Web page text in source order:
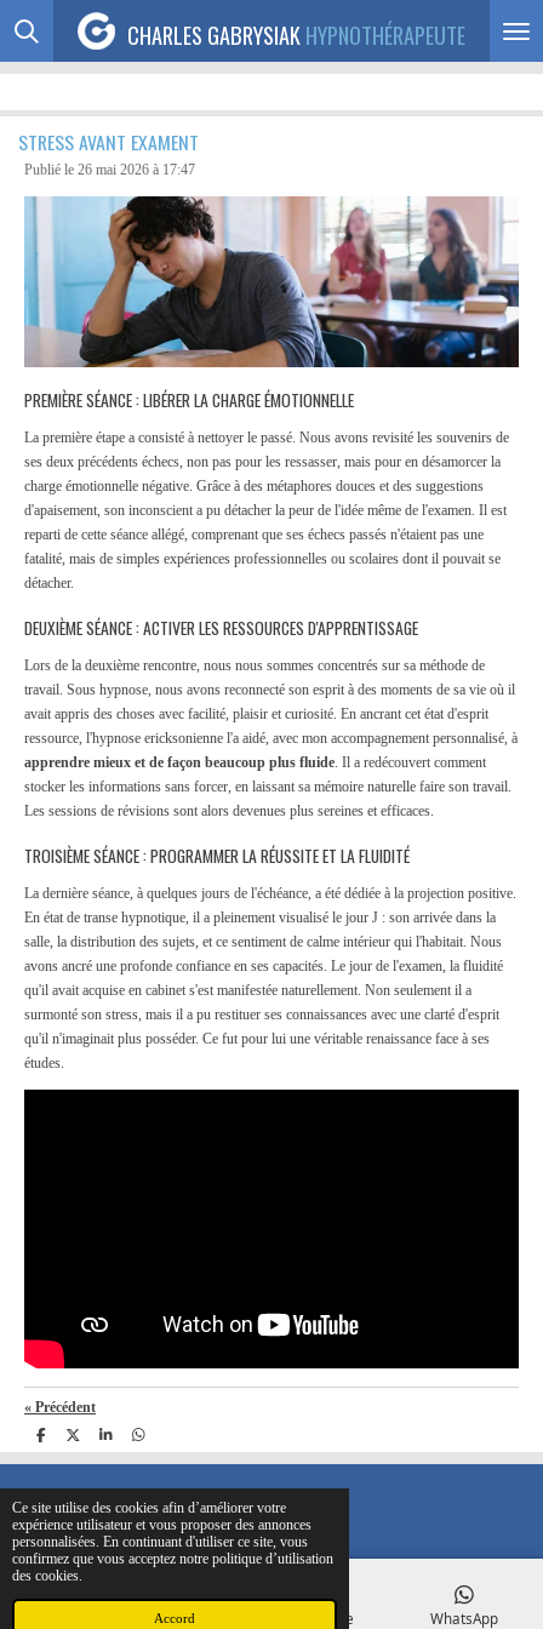
Ce site utilise des cookies afin d’améliorer votre
expérience utilisateur et vous proposer des annonces
personnalisées. En continuant d'utiliser ce site, vous
confirmez que vous acceptez notre politique d’utilisation
des cookies.
Accord
Passer
contenu
CHARLES GABRYSIAKHYPNOTHÉRAPEUTE
STRESS AVANT EXAMENT
Publié le 26 mai 2026 à 17:47
PREMIÈRE SÉANCE : LIBÉRER LA CHARGE ÉMOTIONNELLE
La première étape a consisté à nettoyer le passé. Nous avons revisité les souvenirs de
ses deux précédents échecs, non pas pour les ressasser, mais pour en désamorcer la
charge émotionnelle négative. Grâce à des métaphores douces et des suggestions
d'apaisement, son inconscient a pu détacher la peur de l'idée même de l'examen. Il est
reparti de cette séance allégé, comprenant que ses échecs passés n'étaient pas une
fatalité, mais de simples expériences professionnelles ou scolaires dont il pouvait se
détacher.
DEUXIÈME SÉANCE : ACTIVER LES RESSOURCES D'APPRENTISSAGE
Lors de la deuxième rencontre, nous nous sommes concentrés sur sa méthode de
travail. Sous hypnose, nous avons reconnecté son esprit à des moments de sa vie où il
avait appris des choses avec facilité, plaisir et curiosité. En ancrant cet état d'esprit
ressource, l'hypnose ericksonienne l'a aidé, avec mon accompagnement personnalisé, à
apprendre mieux et de façon beaucoup plus fluide. Il a redécouvert comment
stocker les informations sans forcer, en laissant sa mémoire naturelle faire son travail.
Les sessions de révisions sont alors devenues plus sereines et efficaces.
TROISIÈME SÉANCE : PROGRAMMER LA RÉUSSITE ET LA FLUIDITÉ
La dernière séance, à quelques jours de l'échéance, a été dédiée à la projection positive.
En état de transe hypnotique, il a pleinement visualisé le jour J : son arrivée dans la
salle, la distribution des sujets, et ce sentiment de calme intérieur qui l'habitait. Nous
avons ancré une profonde confiance en ses capacités. Le jour de l'examen, la fluidité
qu'il avait acquise en cabinet s'est manifestée naturellement. Non seulement il a
surmonté son stress, mais il a pu restituer ses connaissances avec une clarté d'esprit
qu'il n'imaginait plus posséder. Ce fut pour lui une véritable renaissance face à ses
études.
« Précédent
P
a
g
e
r
P
a
g
e
r
P
a
g
e
r
P
a
g
e
r
© 2024 charles-Gabrysiak-hypnose.frOSEL'HYPNOSE
Téléphone Carte WhatsApp